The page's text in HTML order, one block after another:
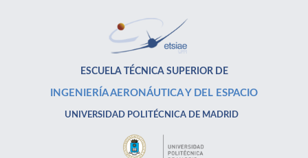
ESCUELA TÉCNICA SUPERIOR DE
INGENIERÍA AERONÁUTICA Y DEL ESPACIO
UNIVERSIDAD POLITÉCNICA DE MADRID